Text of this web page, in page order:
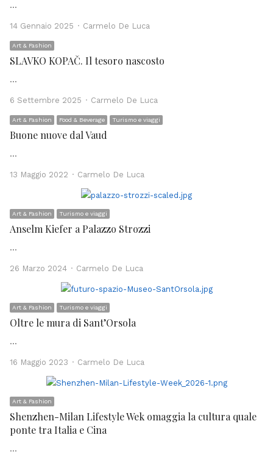
…
14 Gennaio 2025 Author
Carmelo De Luca
Art & Fashion
SLAVKO KOPAČ. Il tesoro nascosto
…
6 Settembre 2025 Author
Carmelo De Luca
Art & Fashion Food & Beverage Turismo e viaggi
Buone nuove dal Vaud
…
13 Maggio 2022 Author
Carmelo De Luca
Art & Fashion Turismo e viaggi
Anselm Kiefer a Palazzo Strozzi
…
26 Marzo 2024 Author
Carmelo De Luca
Art & Fashion Turismo e viaggi
Oltre le mura di Sant’Orsola
…
16 Maggio 2023 Author
Carmelo De Luca
Art & Fashion
Shenzhen-Milan Lifestyle Wek omaggia la cultura quale
ponte tra Italia e Cina
…